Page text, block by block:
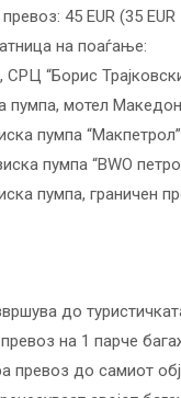
45 EUR (35
на поаѓање:
СРЦ “Борис
пумпа, мотел
пумпа
пумпа “BWO
пумпа, граничен
до
на 1 парче
превоз до самиот